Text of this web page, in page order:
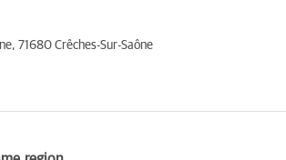
71680 Crêches-Sur-Saône